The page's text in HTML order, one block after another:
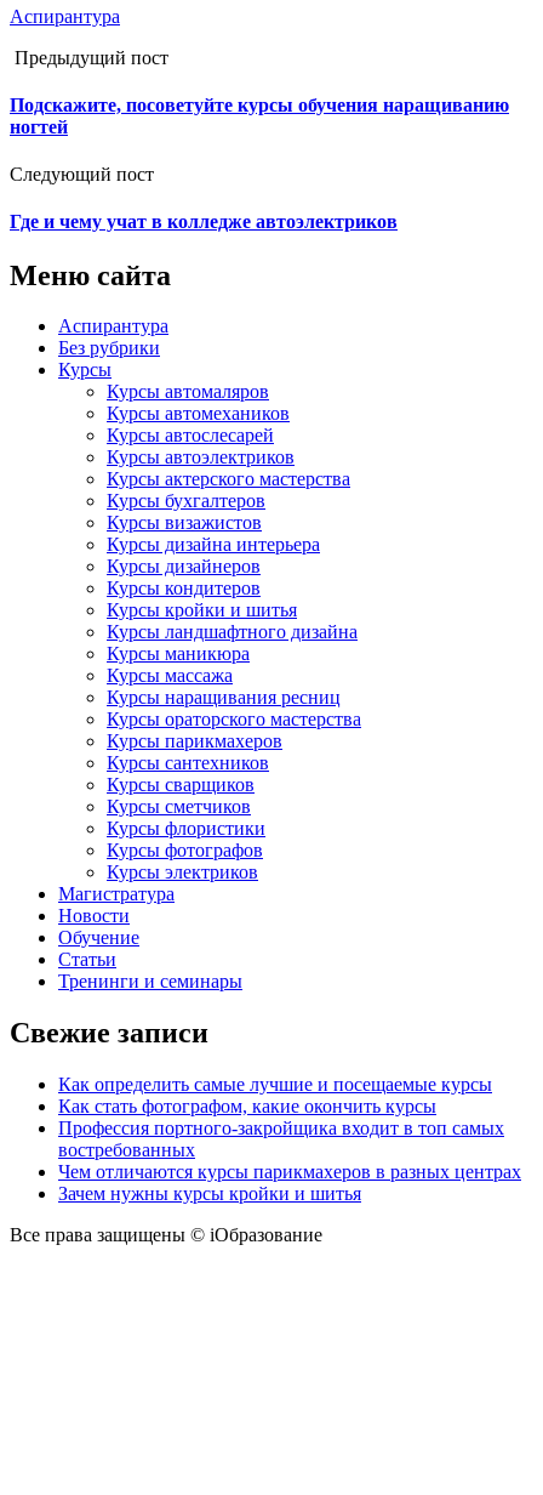
Аспирантура
Предыдущий пост
Подскажите, посоветуйте курсы обучения наращиванию
ногтей
Следующий пост
Где и чему учат в колледже автоэлектриков
Меню сайта
Аспирантура
Без рубрики
Курсы
Курсы автомаляров
Курсы автомехаников
Курсы автослесарей
Курсы автоэлектриков
Курсы актерского мастерства
Курсы бухгалтеров
Курсы визажистов
Курсы дизайна интерьера
Курсы дизайнеров
Курсы кондитеров
Курсы кройки и шитья
Курсы ландшафтного дизайна
Курсы маникюра
Курсы массажа
Курсы наращивания ресниц
Курсы ораторского мастерства
Курсы парикмахеров
Курсы сантехников
Курсы сварщиков
Курсы сметчиков
Курсы флористики
Курсы фотографов
Курсы электриков
Магистратура
Новости
Обучение
Статьи
Тренинги и семинары
Свежие записи
Как определить самые лучшие и посещаемые курсы
Как стать фотографом, какие окончить курсы
Профессия портного-закройщика входит в топ самых
востребованных
Чем отличаются курсы парикмахеров в разных центрах
Зачем нужны курсы кройки и шитья
Все права защищены © iОбразование